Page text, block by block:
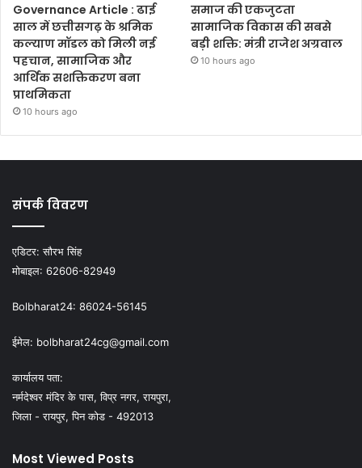
Governance Article : ढाई
साल में छत्तीसगढ़ के श्रमिक
कल्याण मॉडल को मिली नई
पहचान, सामाजिक और
आर्थिक सशक्तिकरण बना
प्राथमिकता
10 hours ago
समाज की एकजुटता
सामाजिक विकास की सबसे
बड़ी शक्ति: मंत्री राजेश अग्रवाल
10 hours ago
संपर्क विवरण
एडिटर:सौरभ सिंह
मोबाइल: 62606-82949
Bolbharat24: 86024-56145
ईमेल: bolbharat24cg@gmail.com
कार्यालय पता:
नर्मदेश्वर मंदिर के पास, विप्र नगर, रायपुरा,
जिला - रायपुर, पिन कोड - 492013
Most Viewed Posts